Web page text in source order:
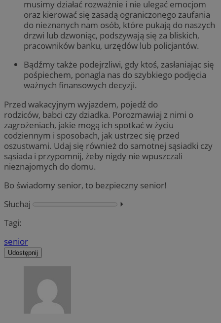
musimy działać rozważnie i nie ulegać emocjom
oraz kierować się zasadą ograniczonego zaufania
do nieznanych nam osób, które pukają do naszych
drzwi lub dzwoniąc, podszywają się za bliskich,
pracowników banku, urzędów lub policjantów.
Bądźmy także podejrzliwi, gdy ktoś, zasłaniając się
pośpiechem, ponagla nas do szybkiego podjęcia
ważnych finansowych decyzji.
Przed wakacyjnym wyjazdem, pojedź do
rodziców, babci czy dziadka. Porozmawiaj z nimi o
zagrożeniach, jakie mogą ich spotkać w życiu
codziennym i sposobach, jak ustrzec się przed
oszustwami. Udaj się również do samotnej sąsiadki czy
sąsiada i przypomnij, żeby nigdy nie wpuszczali
nieznajomych do domu.
Bo świadomy senior, to bezpieczny senior!
Słuchaj
⏵︎
Tagi:
senior
Udostępnij